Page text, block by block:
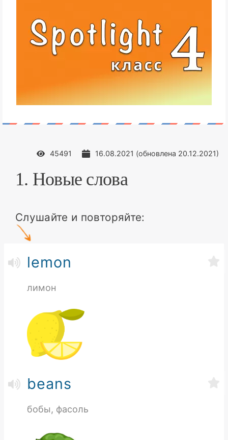
45491 16.08.2021 (обновлена 20.12.2021)
1. Новые слова
Слушайте и повторяйте:
lemon
лимон
beans
бобы, фасоль